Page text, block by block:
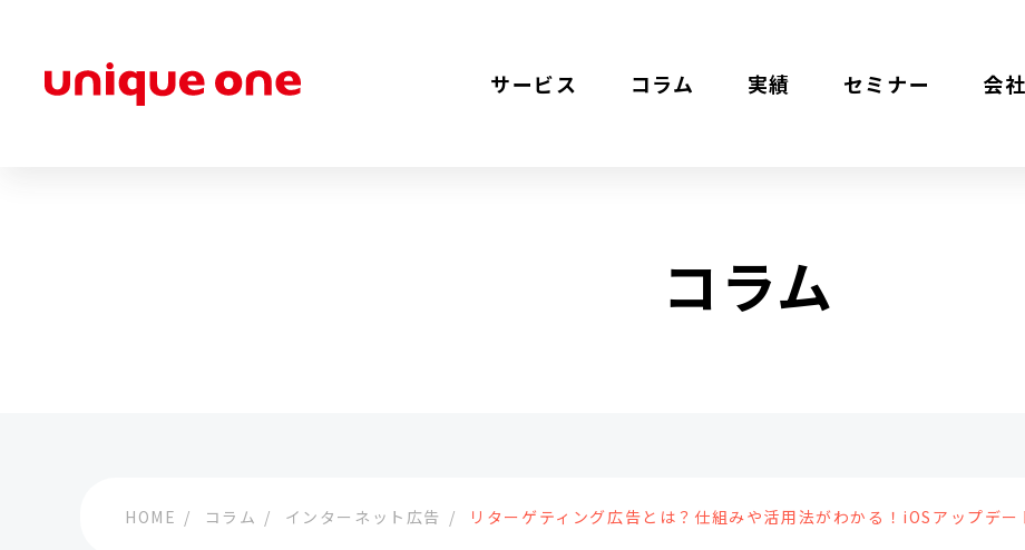
サービス コラム 実績 セミナー 会
コラム
HOME コラム インターネット広告 リターゲティング広告とは？仕組みや活用法がわかる！iOSアップデ